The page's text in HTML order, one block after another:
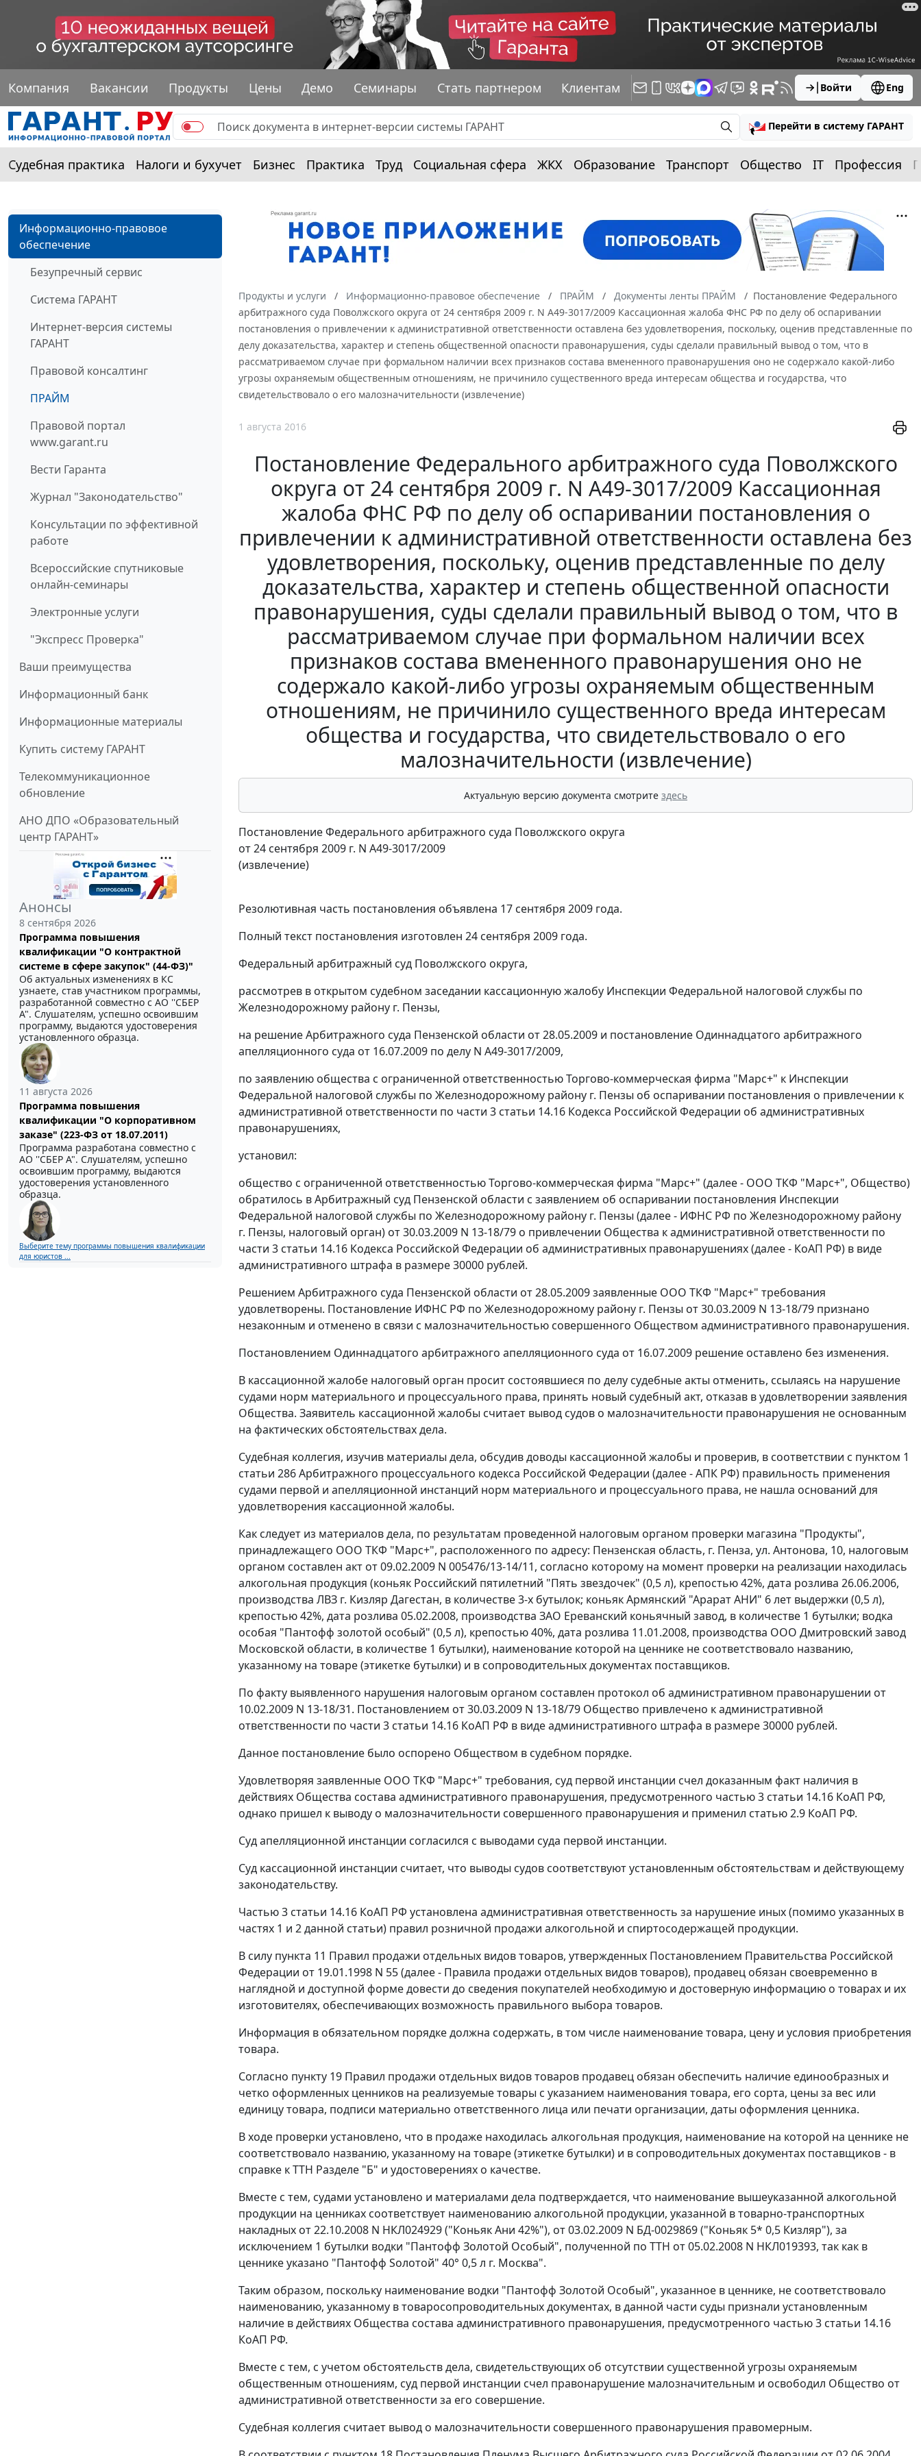
Компания Вакансии Продукты Цены Демо Семинары Стать партнером Клиентам Войти Eng
Перейти в систему ГАРАНТ
Судебная практика Налоги и бухучет Бизнес Практика Труд Социальная сфера ЖКХ Образование Транспорт Общество IT Профессия
Информационно-правовое
обеспечение
Безупречный сервис
Система ГАРАНТ
Интернет-версия системы
ГАРАНТ
Правовой консалтинг
ПРАЙМ
Правовой портал
www.garant.ru
Вести Гаранта
Журнал "Законодательство"
Консультации по эффективной
работе
Всероссийские спутниковые
онлайн-семинары
Электронные услуги
"Экспресс Проверка"
Ваши преимущества
Информационный банк
Информационные материалы
Купить систему ГАРАНТ
Телекоммуникационное
обновление
АНО ДПО «Образовательный
центр ГАРАНТ»
Анонсы
8 сентября 2026
Программа повышения
квалификации "О контрактной
системе в сфере закупок" (44-ФЗ)"
Об актуальных изменениях в КС
узнаете, став участником программы,
разработанной совместно с АО ''СБЕР
А". Слушателям, успешно освоившим
программу, выдаются удостоверения
установленного образца.
11 августа 2026
Программа повышения
квалификации "О корпоративном
заказе" (223-ФЗ от 18.07.2011)
Программа разработана совместно с
АО ''СБЕР А". Слушателям, успешно
освоившим программу, выдаются
удостоверения установленного
образца.
Выберите тему программы повышения квалификации
для юристов ...
Продукты и услуги Информационно-правовое обеспечение ПРАЙМ Документы ленты ПРАЙМ
Постановление Федерального
арбитражного суда Поволжского округа от 24 сентября 2009 г. N А49-3017/2009 Кассационная жалоба ФНС РФ по делу об оспаривании
постановления о привлечении к административной ответственности оставлена без удовлетворения, поскольку, оценив представленные по
делу доказательства, характер и степень общественной опасности правонарушения, суды сделали правильный вывод о том, что в
рассматриваемом случае при формальном наличии всех признаков состава вмененного правонарушения оно не содержало какой-либо
угрозы охраняемым общественным отношениям, не причинило существенного вреда интересам общества и государства, что
свидетельствовало о его малозначительности (извлечение)
1 августа 2016
Постановление Федерального арбитражного суда Поволжского
округа от 24 сентября 2009 г. N А49-3017/2009 Кассационная
жалоба ФНС РФ по делу об оспаривании постановления о
привлечении к административной ответственности оставлена без
удовлетворения, поскольку, оценив представленные по делу
доказательства, характер и степень общественной опасности
правонарушения, суды сделали правильный вывод о том, что в
рассматриваемом случае при формальном наличии всех
признаков состава вмененного правонарушения оно не
содержало какой-либо угрозы охраняемым общественным
отношениям, не причинило существенного вреда интересам
общества и государства, что свидетельствовало о его
малозначительности (извлечение)
Актуальную версию документа смотрите здесь
Постановление Федерального арбитражного суда Поволжского округа
от 24 сентября 2009 г. N А49-3017/2009
(извлечение)
Резолютивная часть постановления объявлена 17 сентября 2009 года.
Полный текст постановления изготовлен 24 сентября 2009 года.
Федеральный арбитражный суд Поволжского округа,
рассмотрев в открытом судебном заседании кассационную жалобу Инспекции Федеральной налоговой службы по
Железнодорожному району г. Пензы,
на решение Арбитражного суда Пензенской области от 28.05.2009 и постановление Одиннадцатого арбитражного
апелляционного суда от 16.07.2009 по делу N А49-3017/2009,
по заявлению общества с ограниченной ответственностью Торгово-коммерческая фирма "Марс+" к Инспекции
Федеральной налоговой службы по Железнодорожному району г. Пензы об оспаривании постановления о привлечении к
административной ответственности по части 3 статьи 14.16 Кодекса Российской Федерации об административных
правонарушениях,
установил:
общество с ограниченной ответственностью Торгово-коммерческая фирма "Марс+" (далее - ООО ТКФ "Марс+", Общество)
обратилось в Арбитражный суд Пензенской области с заявлением об оспаривании постановления Инспекции
Федеральной налоговой службы по Железнодорожному району г. Пензы (далее - ИФНС РФ по Железнодорожному району
г. Пензы, налоговый орган) от 30.03.2009 N 13-18/79 о привлечении Общества к административной ответственности по
части 3 статьи 14.16 Кодекса Российской Федерации об административных правонарушениях (далее - КоАП РФ) в виде
административного штрафа в размере 30000 рублей.
Решением Арбитражного суда Пензенской области от 28.05.2009 заявленные ООО ТКФ "Марс+" требования
удовлетворены. Постановление ИФНС РФ по Железнодорожному району г. Пензы от 30.03.2009 N 13-18/79 признано
незаконным и отменено в связи с малозначительностью совершенного Обществом административного правонарушения.
Постановлением Одиннадцатого арбитражного апелляционного суда от 16.07.2009 решение оставлено без изменения.
В кассационной жалобе налоговый орган просит состоявшиеся по делу судебные акты отменить, ссылаясь на нарушение
судами норм материального и процессуального права, принять новый судебный акт, отказав в удовлетворении заявления
Общества. Заявитель кассационной жалобы считает вывод судов о малозначительности правонарушения не основанным
на фактических обстоятельствах дела.
Судебная коллегия, изучив материалы дела, обсудив доводы кассационной жалобы и проверив, в соответствии с пунктом 1
статьи 286Арбитражного процессуального кодекса Российской Федерации (далее - АПК РФ) правильность применения
судами первой и апелляционной инстанций норм материального и процессуального права, не нашла оснований для
удовлетворения кассационной жалобы.
Как следует из материалов дела, по результатам проведенной налоговым органом проверки магазина "Продукты",
принадлежащего ООО ТКФ "Марс+", расположенного по адресу: Пензенская область, г. Пенза, ул. Антонова, 10, налоговым
органом составлен акт от 09.02.2009 N 005476/13-14/11, согласно которому на момент проверки на реализации находилась
алкогольная продукция (коньяк Российский пятилетний "Пять звездочек" (0,5 л), крепостью 42%, дата розлива 26.06.2006,
производства ЛВЗ г. Кизляр Дагестан, в количестве 3-х бутылок; коньяк Армянский "Арарат АНИ" 6 лет выдержки (0,5 л),
крепостью 42%, дата розлива 05.02.2008, производства ЗАО Ереванский коньячный завод, в количестве 1 бутылки; водка
особая "Пантофф золотой особый" (0,5 л), крепостью 40%, дата розлива 11.01.2008, производства ООО Дмитровский завод
Московской области, в количестве 1 бутылки), наименование которой на ценнике не соответствовало названию,
указанному на товаре (этикетке бутылки) и в сопроводительных документах поставщиков.
По факту выявленного нарушения налоговым органом составлен протокол об административном правонарушении от
10.02.2009 N 13-18/31. Постановлением от 30.03.2009 N 13-18/79 Общество привлечено к административной
ответственности по части 3 статьи 14.16 КоАП РФ в виде административного штрафа в размере 30000 рублей.
Данное постановление было оспорено Обществом в судебном порядке.
Удовлетворяя заявленные ООО ТКФ "Марс+" требования, суд первой инстанции счел доказанным факт наличия в
действиях Общества состава административного правонарушения, предусмотренного частью 3 статьи 14.16 КоАП РФ,
однако пришел к выводу о малозначительности совершенного правонарушения и применил статью 2.9 КоАП РФ.
Суд апелляционной инстанции согласился с выводами суда первой инстанции.
Суд кассационной инстанции считает, что выводы судов соответствуют установленным обстоятельствам и действующему
законодательству.
Частью 3 статьи 14.16 КоАП РФ установлена административная ответственность за нарушение иных (помимо указанных в
частях 1 и 2данной статьи) правил розничной продажи алкогольной и спиртосодержащей продукции.
В силу пункта 11 Правил продажи отдельных видов товаров, утвержденных Постановлением Правительства Российской
Федерации от 19.01.1998 N 55 (далее - Правила продажи отдельных видов товаров), продавец обязан своевременно в
наглядной и доступной форме довести до сведения покупателей необходимую и достоверную информацию о товарах и их
изготовителях, обеспечивающих возможность правильного выбора товаров.
Информация в обязательном порядке должна содержать, в том числе наименование товара, цену и условия приобретения
товара.
Согласно пункту 19 Правил продажи отдельных видов товаров продавец обязан обеспечить наличие единообразных и
четко оформленных ценников на реализуемые товары с указанием наименования товара, его сорта, цены за вес или
единицу товара, подписи материально ответственного лица или печати организации, даты оформления ценника.
В ходе проверки установлено, что в продаже находилась алкогольная продукция, наименование на которой на ценнике не
соответствовало названию, указанному на товаре (этикетке бутылки) и в сопроводительных документах поставщиков - в
справке к ТТН Разделе "Б" и удостоверениях о качестве.
Вместе с тем, судами установлено и материалами дела подтверждается, что наименование вышеуказанной алкогольной
продукции на ценниках соответствует наименованию алкогольной продукции, указанной в товарно-транспортных
накладных от 22.10.2008 N НКЛ024929 ("Коньяк Ани 42%"), от 03.02.2009 N БД-0029869 ("Коньяк 5* 0,5 Кизляр"), за
исключением 1 бутылки водки "Пантофф Золотой Особый", полученной по ТТН от 05.02.2008 N НКЛ019393, так как в
ценнике указано "Пантофф Sолотой" 40° 0,5 л г. Москва".
Таким образом, поскольку наименование водки "Пантофф Золотой Особый", указанное в ценнике, не соответствовало
наименованию, указанному в товаросопроводительных документах, в данной части суды признали установленным
наличие в действиях Общества состава административного правонарушения, предусмотренного частью 3 статьи 14.16
КоАП РФ.
Вместе с тем, с учетом обстоятельств дела, свидетельствующих об отсутствии существенной угрозы охраняемым
общественным отношениям, суд первой инстанции счел правонарушение малозначительным и освободил Общество от
административной ответственности за его совершение.
Судебная коллегия считает вывод о малозначительности совершенного правонарушения правомерным.